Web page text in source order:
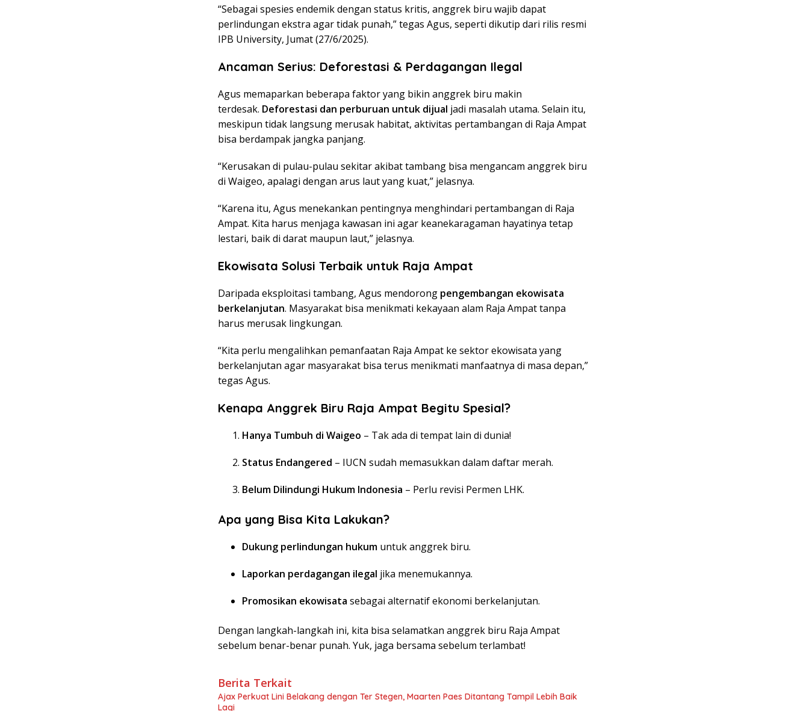
“Sebagai spesies endemik dengan status kritis, anggrek biru wajib dapat
perlindungan ekstra agar tidak punah,” tegas Agus, seperti dikutip dari rilis resmi
IPB University, Jumat (27/6/2025).
Ancaman Serius: Deforestasi & Perdagangan Ilegal
Agus memaparkan beberapa faktor yang bikin anggrek biru makin
terdesak. Deforestasi dan perburuan untuk dijual jadi masalah utama. Selain itu,
meskipun tidak langsung merusak habitat, aktivitas pertambangan di Raja Ampat
bisa berdampak jangka panjang.
“Kerusakan di pulau-pulau sekitar akibat tambang bisa mengancam anggrek biru
di Waigeo, apalagi dengan arus laut yang kuat,” jelasnya.
“Karena itu, Agus menekankan pentingnya menghindari pertambangan di Raja
Ampat. Kita harus menjaga kawasan ini agar keanekaragaman hayatinya tetap
lestari, baik di darat maupun laut,” jelasnya.
Ekowisata Solusi Terbaik untuk Raja Ampat
Daripada eksploitasi tambang, Agus mendorong pengembangan ekowisata
berkelanjutan. Masyarakat bisa menikmati kekayaan alam Raja Ampat tanpa
harus merusak lingkungan.
“Kita perlu mengalihkan pemanfaatan Raja Ampat ke sektor ekowisata yang
berkelanjutan agar masyarakat bisa terus menikmati manfaatnya di masa depan,”
tegas Agus.
Kenapa Anggrek Biru Raja Ampat Begitu Spesial?
Hanya Tumbuh di Waigeo – Tak ada di tempat lain di dunia!
Status Endangered – IUCN sudah memasukkan dalam daftar merah.
Belum Dilindungi Hukum Indonesia – Perlu revisi Permen LHK.
Apa yang Bisa Kita Lakukan?
Dukung perlindungan hukum untuk anggrek biru.
Laporkan perdagangan ilegal jika menemukannya.
Promosikan ekowisata sebagai alternatif ekonomi berkelanjutan.
Dengan langkah-langkah ini, kita bisa selamatkan anggrek biru Raja Ampat
sebelum benar-benar punah. Yuk, jaga bersama sebelum terlambat!
Berita Terkait
Ajax Perkuat Lini Belakang dengan Ter Stegen, Maarten Paes Ditantang Tampil Lebih Baik
Lagi